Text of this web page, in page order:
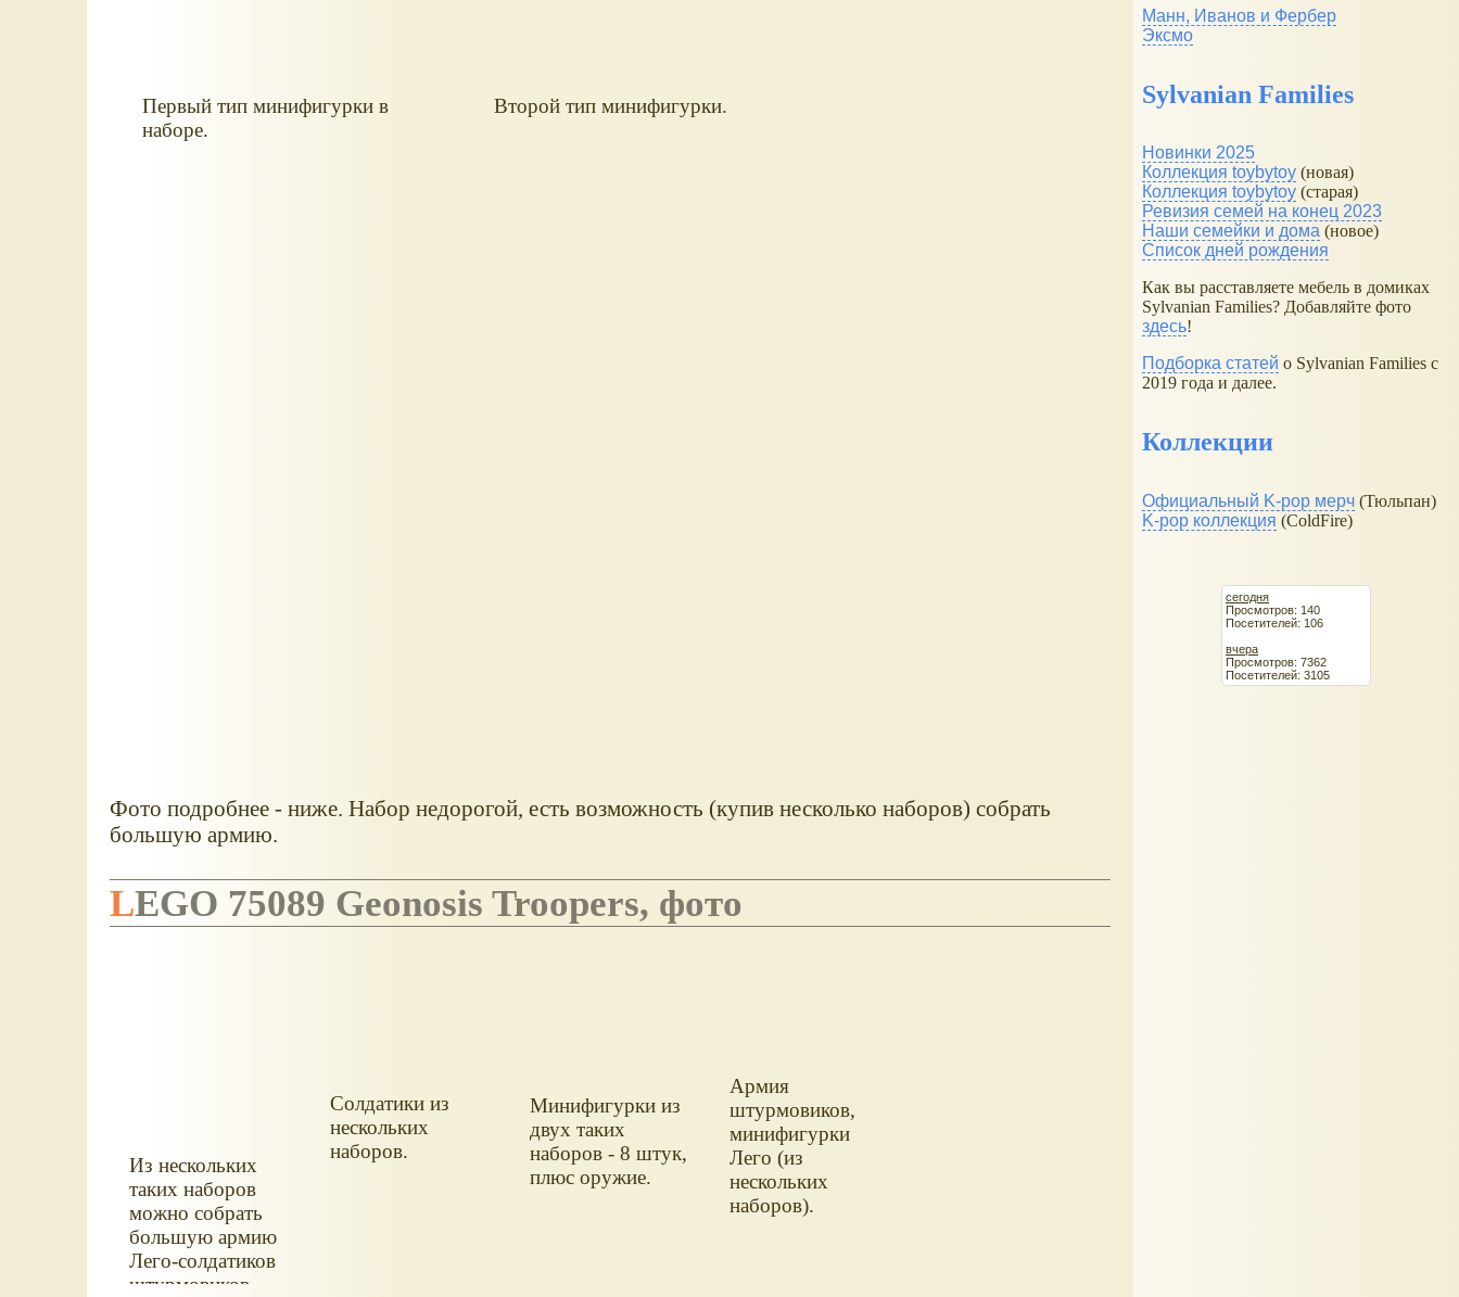
Первый тип минифигурки в
наборе.
Второй тип минифигурки.
Фото подробнее - ниже. Набор недорогой, есть возможность (купив несколько наборов) собрать
большую армию.
LEGO 75089 Geonosis Troopers, фото
Из нескольких
таких наборов
можно собрать
большую армию
Лего-солдатиков
штурмовиков.
Солдатики из
нескольких
наборов.
Минифигурки из
двух таких
наборов - 8 штук,
плюс оружие.
Армия
штурмовиков,
минифигурки
Лего (из
нескольких
наборов).
Манн, Иванов и Фербер
Эксмо
Sylvanian Families
Новинки 2025
Коллекция toybytoy (новая)
Коллекция toybytoy (старая)
Ревизия семей на конец 2023
Наши семейки и дома (новое)
Список дней рождения
Как вы расставляете мебель в домиках
Sylvanian Families? Добавляйте фото
здесь!
Подборка статей о Sylvanian Families с
2019 года и далее.
Коллекции
Официальный K-pop мерч (Тюльпан)
K-pop коллекция (ColdFire)
сегодня
Просмотров: 140
Посетителей: 106
вчера
Просмотров: 7362
Посетителей: 3105